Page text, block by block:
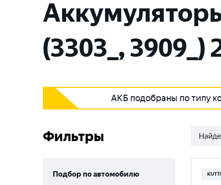
(3303_, 3909_)
АКБ подобраны по типу
Фильтры
Подбор по автомобилю